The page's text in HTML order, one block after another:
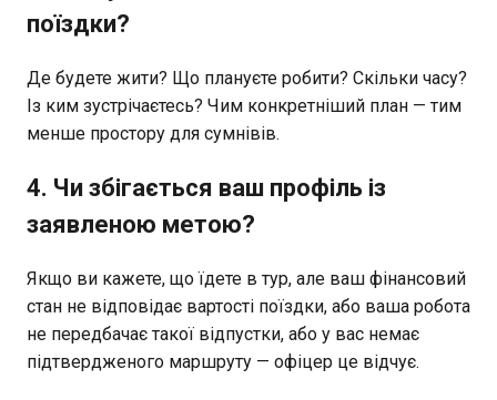
поїздки?
Де будете жити? Що плануєте робити? Скільки часу?
Із ким зустрічаєтесь? Чим конкретніший план — тим
менше простору для сумнівів.
4. Чи збігається ваш профіль із
заявленою метою?
Якщо ви кажете, що їдете в тур, але ваш фінансовий
стан не відповідає вартості поїздки, або ваша робота
не передбачає такої відпустки, або у вас немає
підтвердженого маршруту — офіцер це відчує.